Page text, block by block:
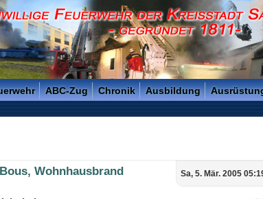
Saarlouis - Gegründet 1811 -
ABC-Zug Chronik Ausbildung
Sa, 5. Mär. 2005
Wohnhausbrand